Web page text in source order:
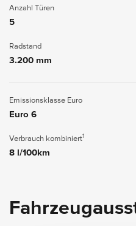
Anzahl Türen
5
Radstand
3.200 mm
Emissionsklasse Euro
Euro 6
Verbrauch kombiniert1
8 l/100km